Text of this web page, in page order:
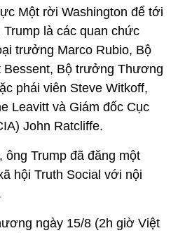
Một rời Washington để tới
là các quan chức
trưởng Marco Rubio, Bộ
Bộ trưởng Thương
phái viên Steve Witkoff,
Leavitt và Giám đốc Cục
John Ratcliffe.
Trump đã đăng một
hội Truth Social với nội
ngày 15/8 (2h giờ Việt